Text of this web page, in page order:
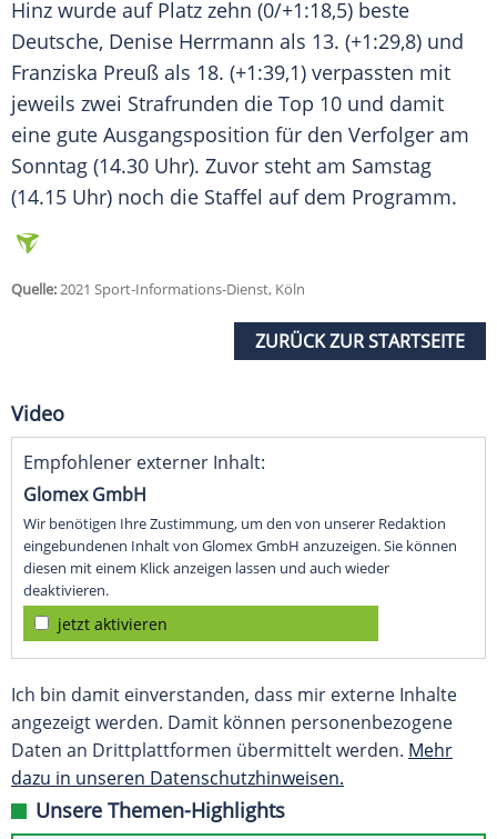
Hinz wurde auf Platz zehn (0/+1:18,5) beste
Deutsche, Denise Herrmann als 13. (+1:29,8) und
Franziska Preuß als 18. (+1:39,1) verpassten mit
jeweils zwei Strafrunden die Top 10 und damit
eine gute Ausgangsposition für den Verfolger am
Sonntag (14.30 Uhr). Zuvor steht am Samstag
(14.15 Uhr) noch die Staffel auf dem Programm.
Quelle:2021 Sport-Informations-Dienst, Köln
ZURÜCK ZUR STARTSEITE
Video
Empfohlener externer Inhalt:
Glomex GmbH
Wir benötigen Ihre Zustimmung, um den von unserer Redaktion
eingebundenen Inhalt von Glomex GmbH anzuzeigen. Sie können
diesen mit einem Klick anzeigen lassen und auch wieder
deaktivieren.
jetzt aktivieren
Ich bin damit einverstanden, dass mir externe Inhalte
angezeigt werden. Damit können personenbezogene
Daten an Drittplattformen übermittelt werden. Mehr
dazu in unseren Datenschutzhinweisen.
Unsere Themen-Highlights